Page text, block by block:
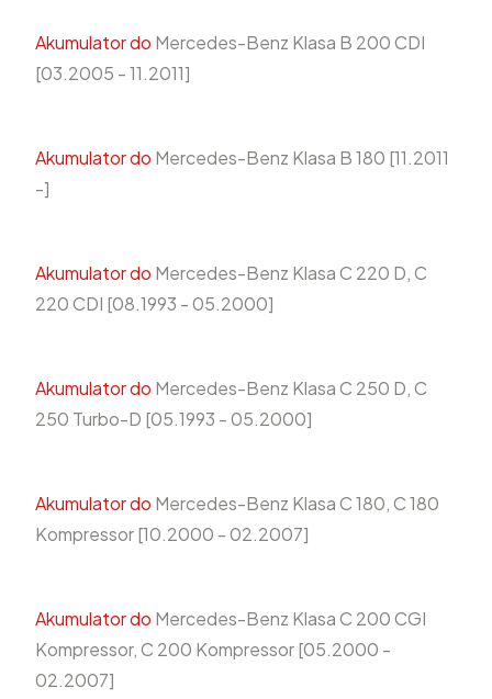
Akumulator do Mercedes-Benz Klasa B 200 CDI
[03.2005 - 11.2011]
Akumulator do Mercedes-Benz Klasa B 180 [11.2011
-]
Akumulator do Mercedes-Benz Klasa C 220 D, C
220 CDI [08.1993 - 05.2000]
Akumulator do Mercedes-Benz Klasa C 250 D, C
250 Turbo-D [05.1993 - 05.2000]
Akumulator do Mercedes-Benz Klasa C 180, C 180
Kompressor [10.2000 - 02.2007]
Akumulator do Mercedes-Benz Klasa C 200 CGI
Kompressor, C 200 Kompressor [05.2000 -
02.2007]